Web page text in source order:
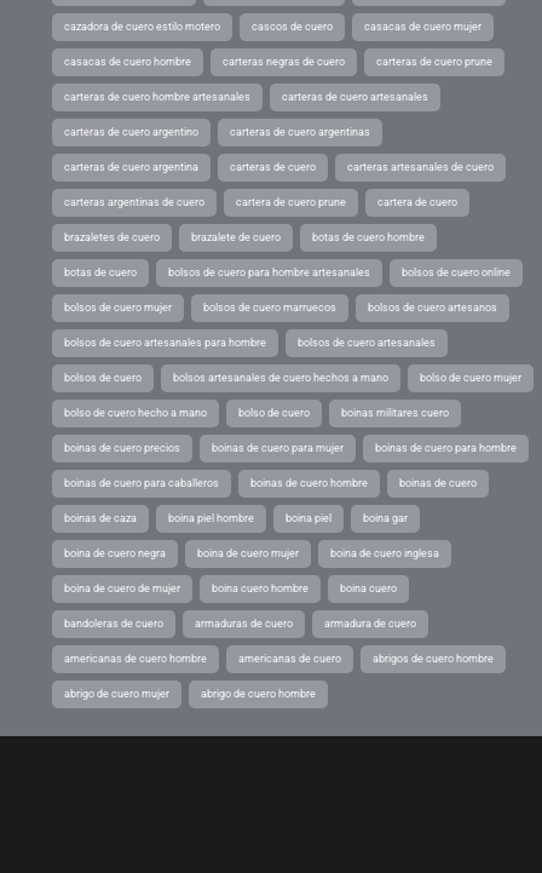
cazadora de cuero estilo motero cascos de cuero casacas de cuero mujer
casacas de cuero hombre carteras negras de cuero carteras de cuero prune
carteras de cuero hombre artesanales carteras de cuero artesanales
carteras de cuero argentino carteras de cuero argentinas
carteras de cuero argentina carteras de cuero carteras artesanales de cuero
carteras argentinas de cuero cartera de cuero prune cartera de cuero
brazaletes de cuero brazalete de cuero botas de cuero hombre
botas de cuero bolsos de cuero para hombre artesanales bolsos de cuero online
bolsos de cuero mujer bolsos de cuero marruecos bolsos de cuero artesanos
bolsos de cuero artesanales para hombre bolsos de cuero artesanales
bolsos de cuero bolsos artesanales de cuero hechos a mano bolso de cuero mujer
bolso de cuero hecho a mano bolso de cuero boinas militares cuero
boinas de cuero precios boinas de cuero para mujer boinas de cuero para hombre
boinas de cuero para caballeros boinas de cuero hombre boinas de cuero
boinas de caza boina piel hombre boina piel boina gar
boina de cuero negra boina de cuero mujer boina de cuero inglesa
boina de cuero de mujer boina cuero hombre boina cuero
bandoleras de cuero armaduras de cuero armadura de cuero
americanas de cuero hombre americanas de cuero abrigos de cuero hombre
abrigo de cuero mujer abrigo de cuero hombre